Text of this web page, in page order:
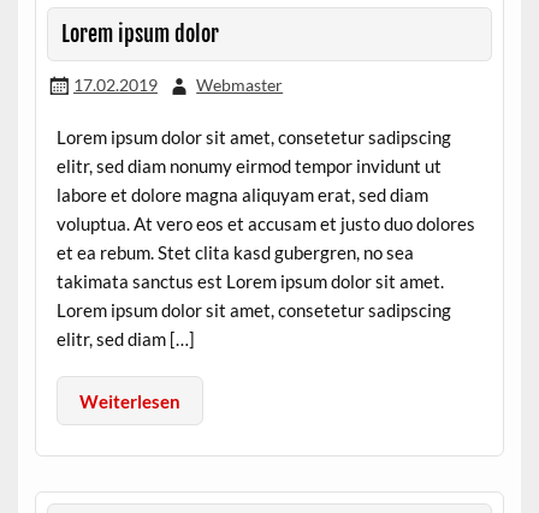
Lorem ipsum dolor
17.02.2019 Webmaster
Lorem ipsum dolor sit amet, consetetur sadipscing
elitr, sed diam nonumy eirmod tempor invidunt ut
labore et dolore magna aliquyam erat, sed diam
voluptua. At vero eos et accusam et justo duo dolores
et ea rebum. Stet clita kasd gubergren, no sea
takimata sanctus est Lorem ipsum dolor sit amet.
Lorem ipsum dolor sit amet, consetetur sadipscing
elitr, sed diam […]
Weiterlesen